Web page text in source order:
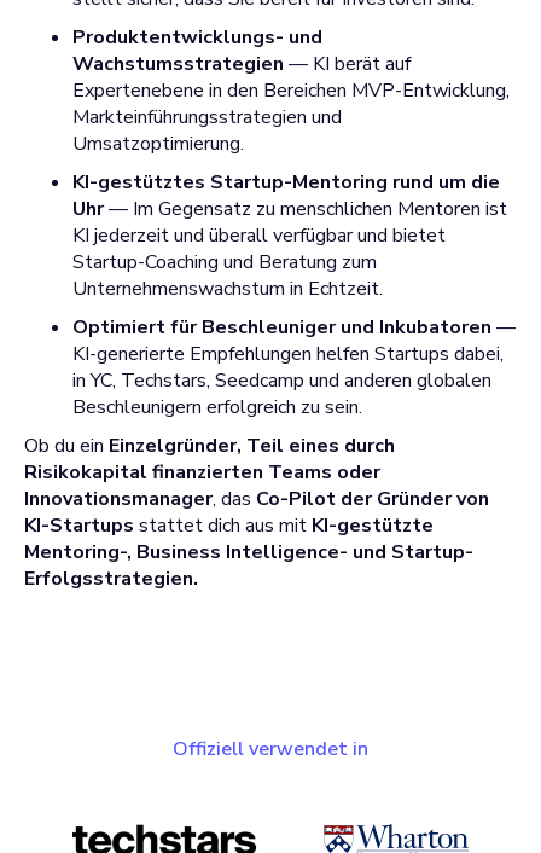
Produktentwicklungs- und
Wachstumsstrategien — KI berät auf
Expertenebene in den Bereichen MVP-Entwicklung,
Markteinführungsstrategien und
Umsatzoptimierung.
KI-gestütztes Startup-Mentoring rund um die
Uhr— Im Gegensatz zu menschlichen Mentoren ist
KI jederzeit und überall verfügbar und bietet
Startup-Coaching und Beratung zum
Unternehmenswachstum in Echtzeit.
Optimiert für Beschleuniger und Inkubatoren —
KI-generierte Empfehlungen helfen Startups dabei,
in YC, Techstars, Seedcamp und anderen globalen
Beschleunigern erfolgreich zu sein.
Ob du ein Einzelgründer, Teil eines durch
Risikokapital finanzierten Teams oder
Innovationsmanager, das Co-Pilot der Gründer von
KI-Startups stattet dich aus mit KI-gestützte
Mentoring-, Business Intelligence- und Startup-
Erfolgsstrategien.
Offiziell verwendet in